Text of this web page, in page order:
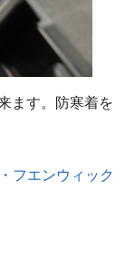
ます。防寒着を
フエンウィック